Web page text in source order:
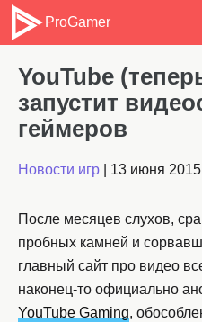
ProGamer
YouTube
запустит
геймеров
Новости игр 13 июня 2015
После месяцев слухов,
пробных камней и
главный сайт про видео
наконец-то официально
YouTube Gaming,